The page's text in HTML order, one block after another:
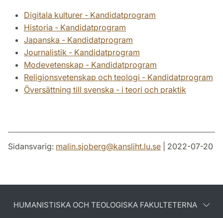
Digitala kulturer - Kandidatprogram
Historia - Kandidatprogram
Japanska - Kandidatprogram
Journalistik - Kandidatprogram
Modevetenskap - Kandidatprogram
Religionsvetenskap och teologi - Kandidatprogram
Översättning till svenska - i teori och praktik
Sidansvarig: malin.sjoberg@kansliht.lu.se | 2022-07-20
HUMANISTISKA OCH TEOLOGISKA FAKULTETERNA